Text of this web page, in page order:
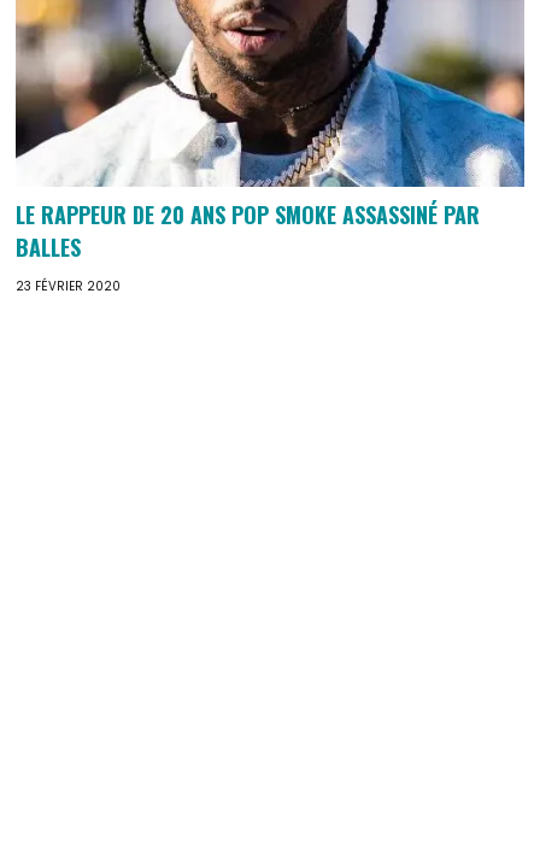
LE RAPPEUR DE 20 ANS POP SMOKE ASSASSINÉ PAR
BALLES
23 FÉVRIER 2020